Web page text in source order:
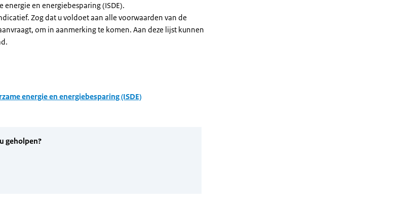
energie en energiebesparing (ISDE).
Zog dat u voldoet aan alle voorwaarden van de
om in aanmerking te komen. Aan deze lijst kunnen
energie en energiebesparing (ISDE)